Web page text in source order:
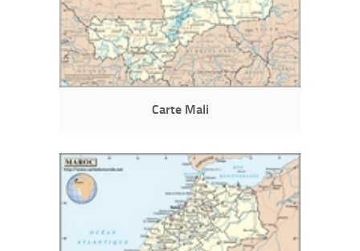
Carte Mali